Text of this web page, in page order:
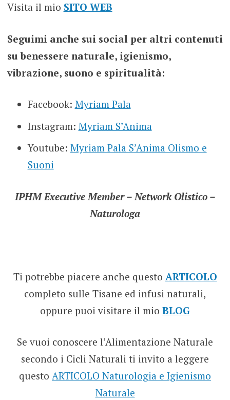
Visita il mio SITO WEB
Seguimi anche sui social per altri contenuti
su benessere naturale, igienismo,
vibrazione, suono e spiritualità:
Facebook: Myriam Pala
Instagram: Myriam S’Anima
Youtube: Myriam Pala S’Anima Olismo e
Suoni
IPHM Executive Member – Network Olistico –
Naturologa
Ti potrebbe piacere anche questo ARTICOLO
completo sulle Tisane ed infusi naturali,
oppure puoi visitare il mio BLOG
Se vuoi conoscere l’Alimentazione Naturale
secondo i Cicli Naturali ti invito a leggere
questo ARTICOLO Naturologia e Igienismo
Naturale